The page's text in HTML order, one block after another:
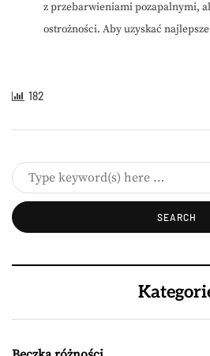
z przebarwieniami pozapalnymi,
ostrożności. Aby uzyskać
182